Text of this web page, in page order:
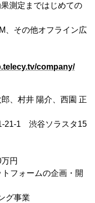
測定まではじめての
、その他オフライン広
company/
、村井 陽介、西園 正
1 渋谷ソラスタ15
円
フォームの企画・開
事業